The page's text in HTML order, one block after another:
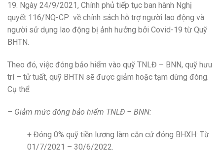
19. Ngày 24/9/2021, Chính phủ tiếp tục ban hành Nghị
quyết 116/NQ-CP về chính sách hỗ trợ người lao động và
người sử dụng lao động bị ảnh hưởng bởi Covid-19 từ Quỹ
BHTN.
Theo đó, việc đóng bảo hiểm vào quỹ TNLĐ – BNN, quỹ hưu
trí – tử tuất, quỹ BHTN sẽ được giảm hoặc tạm dừng đóng.
Cụ thể:
– Giảm mức đóng bảo hiểm TNLĐ – BNN:
+ Đóng 0% quỹ tiền lương làm căn cứ đóng BHXH: Từ
01/7/2021 – 30/6/2022.